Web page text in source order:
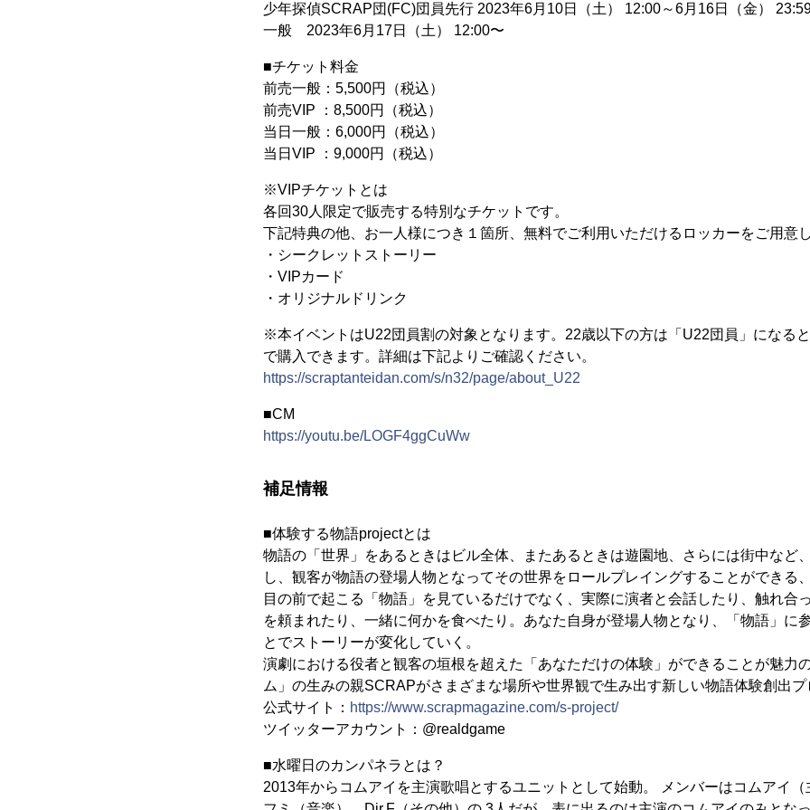
少年探偵SCRAP団(FC)団員先行 2023年6月10日（土） 12:00～6月16日（金）
一般 2023年6月17日（土） 12:00〜
■チケット料金
前売一般：5,500円（税込）
前売VIP ：8,500円（税込）
当日一般：6,000円（税込）
当日VIP ：9,000円（税込）
※VIPチケットとは
各回30人限定で販売する特別なチケットです。
下記特典の他、お一人様につき１箇所、無料でご利用いただけるロッカーをご用意
・シークレットストーリー
・VIPカード
・オリジナルドリンク
※本イベントはU22団員割の対象となります。22歳以下の方は「U22団員」になる
で購入できます。詳細は下記よりご確認ください。
https://scraptanteidan.com/s/n32/page/about_U22
■CM
https://youtu.be/LOGF4ggCuWw
補足情報
■体験する物語projectとは
物語の「世界」をあるときはビル全体、またあるときは遊園地、さらには街中など
し、観客が物語の登場人物となってその世界をロールプレイングすることができる
目の前で起こる「物語」を見ているだけでなく、実際に演者と会話したり、触れ合
を頼まれたり、一緒に何かを食べたり。あなた自身が登場人物となり、「物語」に
とでストーリーが変化していく。
演劇における役者と観客の垣根を超えた「あなただけの体験」ができることが魅力
ム」の生みの親SCRAPがさまざまな場所や世界観で生み出す新しい物語体験創出
公式サイト： https://www.scrapmagazine.com/s-project/
ツイッターアカウント：@realdgame
■水曜日のカンパネラとは？
2013年からコムアイを主演歌唱とするユニットとして始動。 メンバーはコムアイ